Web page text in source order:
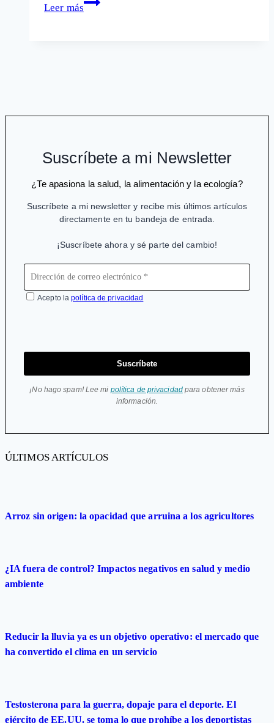
Leer más
Laboratorios
médicos
Suscríbete a mi Newsletter
¿Te apasiona la salud, la alimentación y la ecología?
Suscríbete a mi newsletter y recibe mis últimos artículos
directamente en tu bandeja de entrada.
¡Suscríbete ahora y sé parte del cambio!
Acepto lapolítica de privacidad
Suscríbete
¡No hago spam! Lee mi política de privacidadpara obtener más
información.
ÚLTIMOS ARTÍCULOS
Arroz sin origen: la opacidad que arruina a los agricultores
¿IA fuera de control? Impactos negativos en salud y medio
ambiente
Reducir la lluvia ya es un objetivo operativo: el mercado que
ha convertido el clima en un servicio
Testosterona para la guerra, dopaje para el deporte. El
ejército de EE.UU. se toma lo que prohíbe a los deportistas